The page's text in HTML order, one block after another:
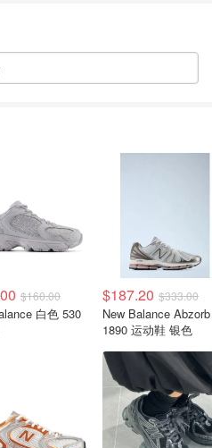
$160.00
白色 530
$187.20 $333.00
New Balance Abzorb
1890 运动鞋 银色